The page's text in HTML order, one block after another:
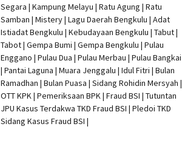
Segara | Kampung Melayu | Ratu Agung | Ratu
Samban | Mistery | Lagu Daerah Bengkulu | Adat
Istiadat Bengkulu | Kebudayaan Bengkulu | Tabut |
Tabot | Gempa Bumi | Gempa Bengkulu |Pulau
Enggano | Pulau Dua | Pulau Merbau | Pulau Bangkai
| Pantai Laguna | Muara Jenggalu | Idul Fitri | Bulan
Ramadhan | Bulan Puasa |Sidang Rohidin Mersyah |
OTT KPK | Pemeriksaan BPK | Fraud BSI |Tutuntan
JPU Kasus Terdakwa TKD Fraud BSI |Pledoi TKD
Sidang Kasus Fraud BSI |